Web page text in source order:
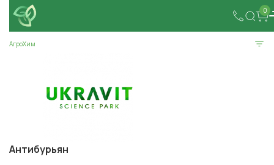
0
АгроХим
Антибурьян